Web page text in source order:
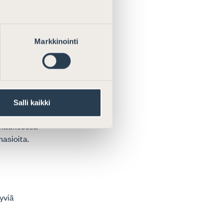
Markkinointi
Salli kaikki
lisääminen.
tutkimuksella,